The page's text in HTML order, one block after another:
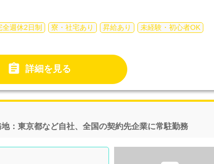
全週休2日制 寮・社宅あり 昇給あり
未経験・初心者OK
 詳細を見る
：東京都など自社、全国の契約先企業に常駐勤務